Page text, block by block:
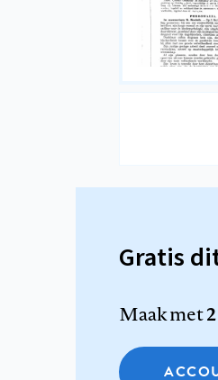
Gratis
Maak met